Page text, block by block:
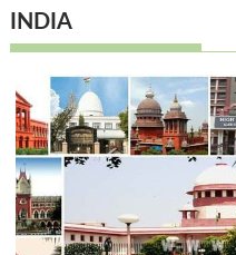
INDIA